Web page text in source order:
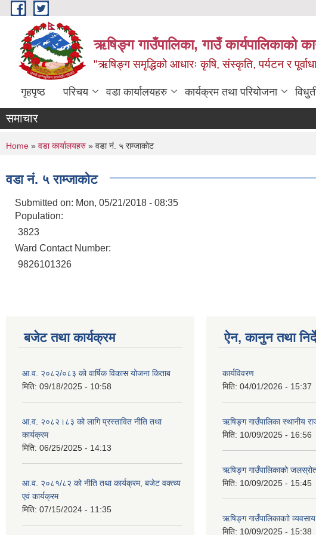
Skip to main content
ऋषिङ्ग गाउँपालिका, गाउँ कार्यपालिकाको
"ऋषिङ्ग समृद्धिको आधारः कृषि, संस्कृति, पर्यटन र
गृहपृष्ठ परिचय वडा कार्यालयहरु कार्यक्रम तथा परियोजना
समाचार
You are here
Home » वडा कार्यालयहरु » वडा नं. ५ राम्जाकाेट
वडा नं. ५ राम्जाकाेट
Submitted on: Mon, 05/21/2018 - 08:35
Population:
3823
Ward Contact Number:
9826101326
बजेट तथा कार्यक्रम
आ.व. २०८२/०८३ को वार्षिक विकास योजना किताब
मिति: 09/18/2025 - 10:58
आ.व. २०८२।८३ को लागि प्रस्तावित नीति तथा
कार्यक्रम
मिति: 06/25/2025 - 14:13
आ.व. २०८१/८२ को नीति तथा कार्यक्रम, बजेट वक्त्व्य
एवं कार्यक्रम
मिति: 07/15/2024 - 11:35
ऐन, कानुन तथा
कार्यविवरण
मिति: 04/01/2026 - 15:37
ऋषिङ्ग गाउँपालिका स्थानीय
मिति: 10/09/2025 - 16:56
ऋषिङ्ग गाउँपालिकाको
मिति: 10/09/2025 - 15:45
ऋषिङ्ग गाउँपालिकाकाो व्यवसाय
मिति: 10/09/2025 - 15:38